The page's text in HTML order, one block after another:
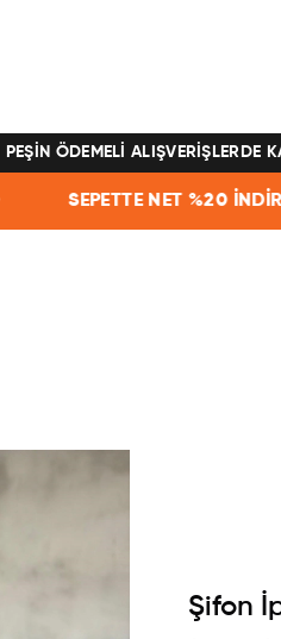
ÖDEMELİ ALIŞVERİŞLERDE
NET %20 İNDİRİM SİZLERLE •
Şifon